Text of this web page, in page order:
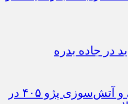
در جاده بدره
۳فوتی در واژگونی و آتش‌سوزی پژو ۴۰۵ در